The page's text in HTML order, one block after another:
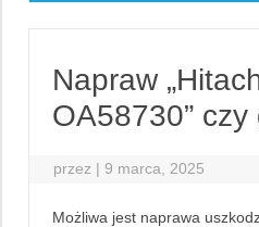
Napraw
OA58730”
przez | 9 marca, 2025
Możliwa jest naprawa